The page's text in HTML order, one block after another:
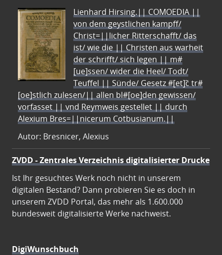
Lienhard Hirsing.|| COMOEDIA ||
von dem geystlichen kampff/
Christ=||licher Ritterschafft/ das
ist/ wie die || Christen aus warheit
der schrifft/ sich legen || m#
[ue]ssen/ wider die Heel/ Todt/
Teuffel || Sünde/ Gesetz #[et]c̃ tr#
[oe]stlich zulesen/|| allen bl#[oe]den gewissen/
vorfasset || vnd Reymweis gestellet || durch
Alexium Bres=||nicerum Cotbusianum.||
Autor: Bresnicer, Alexius
ZVDD - Zentrales Verzeichnis digitalisierter Drucke
Ist Ihr gesuchtes Werk noch nicht in unserem
digitalen Bestand? Dann probieren Sie es doch in
unserem ZVDD Portal, das mehr als 1.600.000
bundesweit digitalisierte Werke nachweist.
DigiWunschbuch